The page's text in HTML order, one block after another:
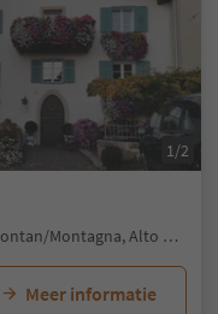
1/2
Pinzano/Pinzon, Montan/Montagna, Alto Adige Wine Road
Meer informatie